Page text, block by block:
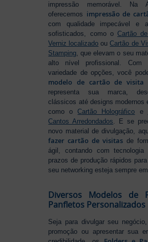
impressão memorável. Na
oferecemos impressão de
com qualidade impecável e
sofisticados, como o Cartão
Verniz localizado ouCartão de
Stamping, que elevam o seu
alto nível profissional. Com
variedade de opções, você
modelo de cartão de visita
representa sua marca,
clássicos até designs modernos
como oCartão Holográfico e
Cantos Arredondados. E se
novo material de divulgação,
fazer cartão de visitas de
ágil, contando com
prazos de produção rápidos
seu networking esteja sempre
Diversos Modelos de
Panfletos Personalizados
Seja para divulgar seu
promoção ou apresentar sua